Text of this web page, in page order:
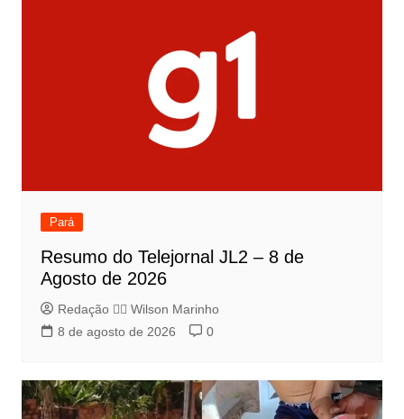
Pará
Resumo do Telejornal JL2 – 8 de
Agosto de 2026
Redação 👨‍⚖️​ Wilson Marinho
8 de agosto de 2026
0